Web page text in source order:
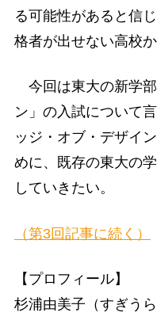
る可能性があると信
格者が出せない高校
今回は東大の新学
ン」の入試について
ッジ・オブ・デザイ
めに、既存の東大の
していきたい。
（第3回記事に続く）
【プロフィール】
杉浦由美子（すぎう